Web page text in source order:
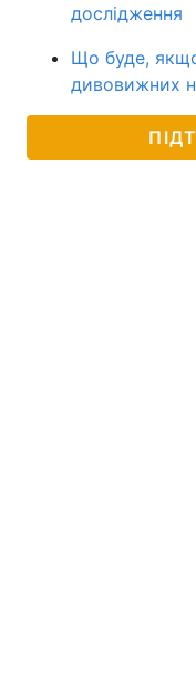
дослідження
Що буде,
дивовижних